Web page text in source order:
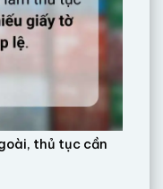
thủ tục cần